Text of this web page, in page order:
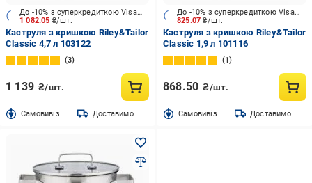
1 082.05 ₴/шт.
До -10% з суперкредиткою Visa Вигода
Каструля з кришкою Riley&Tailor
Classic 4,7 л 103122
3
1 139 ₴/шт.
Cамовивіз Доставимо
825.07₴/шт.
До -10% з суперкредиткою Visa Вигода
Каструля з кришкою Riley&Tailor
Classic 1,9 л 101116
1
868.50 ₴/шт.
Cамовивіз Доставимо